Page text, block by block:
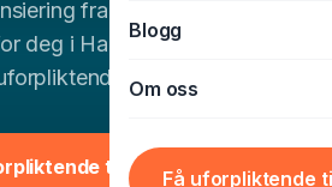
BOLIG & LIVSSTIL
Blogg
Om oss
Få uforpliktende
fra flere banker og finn
deg i Halden. 100% gratis og
tilbud